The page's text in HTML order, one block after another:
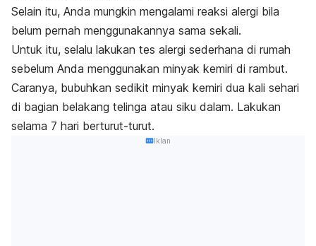
Selain itu, Anda mungkin mengalami reaksi alergi bila
belum pernah menggunakannya sama sekali.
Untuk itu, selalu lakukan tes alergi sederhana di rumah
sebelum Anda menggunakan minyak kemiri di rambut.
Caranya, bubuhkan sedikit minyak kemiri dua kali sehari
di bagian belakang telinga atau siku dalam. Lakukan
selama 7 hari berturut-turut.
Iklan